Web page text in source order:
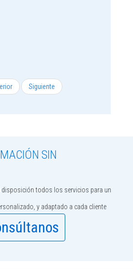
Siguiente
SIN
disposición todos los servicios para un
y adaptado a cada cliente